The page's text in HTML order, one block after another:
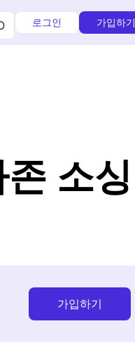
로그인 가입하기
소싱
가입하기